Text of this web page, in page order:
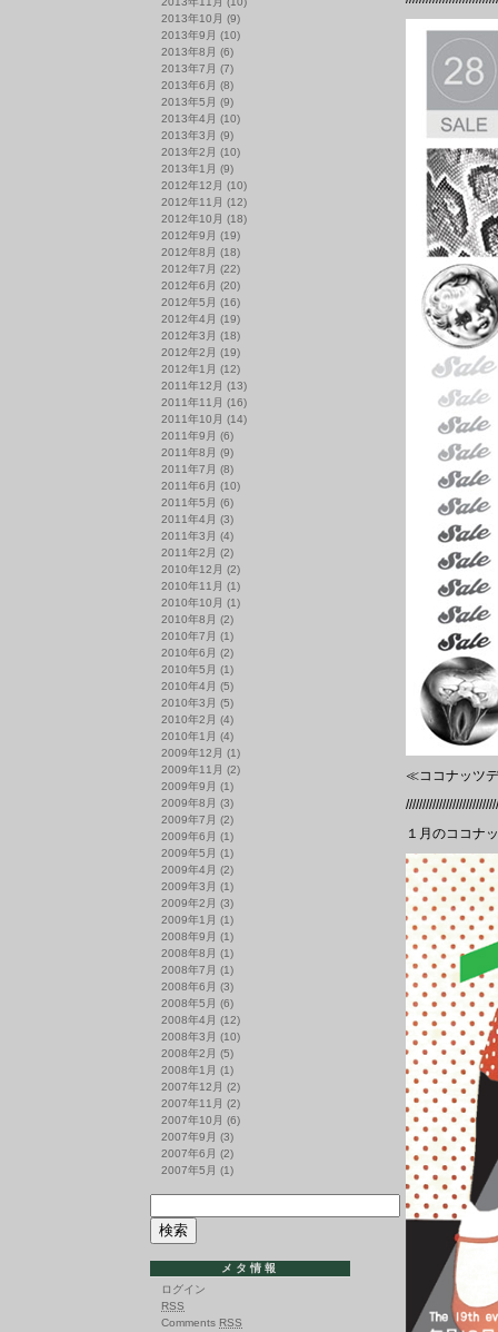
≪ココナッツ
１月のココナ
2013年10月 (9)
2013年9月 (10)
2013年8月 (6)
2013年7月 (7)
2013年6月 (8)
2013年5月 (9)
2013年4月 (10)
2013年3月 (9)
2013年2月 (10)
2013年1月 (9)
2012年12月 (10)
2012年11月 (12)
2012年10月 (18)
2012年9月 (19)
2012年8月 (18)
2012年7月 (22)
2012年6月 (20)
2012年5月 (16)
2012年4月 (19)
2012年3月 (18)
2012年2月 (19)
2012年1月 (12)
2011年12月 (13)
2011年11月 (16)
2011年10月 (14)
2011年9月 (6)
2011年8月 (9)
2011年7月 (8)
2011年6月 (10)
2011年5月 (6)
2011年4月 (3)
2011年3月 (4)
2011年2月 (2)
2010年12月 (2)
2010年11月 (1)
2010年10月 (1)
2010年8月 (2)
2010年7月 (1)
2010年6月 (2)
2010年5月 (1)
2010年4月 (5)
2010年3月 (5)
2010年2月 (4)
2010年1月 (4)
2009年12月 (1)
2009年11月 (2)
2009年9月 (1)
2009年8月 (3)
2009年7月 (2)
2009年6月 (1)
2009年5月 (1)
2009年4月 (2)
2009年3月 (1)
2009年2月 (3)
2009年1月 (1)
2008年9月 (1)
2008年8月 (1)
2008年7月 (1)
2008年6月 (3)
2008年5月 (6)
2008年4月 (12)
2008年3月 (10)
2008年2月 (5)
2008年1月 (1)
2007年12月 (2)
2007年11月 (2)
2007年10月 (6)
2007年9月 (3)
2007年6月 (2)
2007年5月 (1)
メタ情報
ログイン
RSS
Comments RSS